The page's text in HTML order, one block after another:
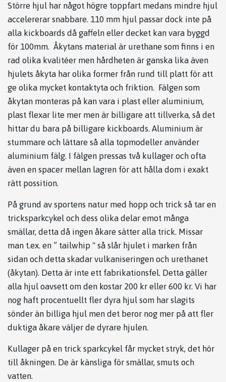
Större hjul har något högre toppfart medans mindre hjul
accelererar snabbare. 110 mm hjul passar dock inte på
alla kickboards då gaffeln eller decket kan vara byggd
för 100mm. Åkytans material är urethane som finns i en
rad olika kvalitéer men hårdheten är ganska lika även
hjulets åkyta har olika former från rund till platt för att
ge olika mycket kontaktyta och friktion. Fälgen som
åkytan monteras på kan vara i plast eller aluminium,
plast flexar lite mer men är billigare att tillverka, så det
hittar du bara på billigare kickboards. Aluminium är
stummare och lättare så alla topmodeller använder
aluminium fälg. I fälgen pressas två kullager och ofta
även en spacer mellan lagren för att hålla dom i exakt
rätt possition.
På grund av sportens natur med hopp och trick så tar en
tricksparkcykel och dess olika delar emot många
smällar, detta då ingen åkare sätter alla trick. Missar
man t.ex. en ” tailwhip " så slår hjulet i marken från
sidan och detta skadar vulkaniseringen och urethanet
(åkytan). Detta är inte ett fabrikationsfel. Detta gäller
alla hjul oavsett om den kostar 200 kr eller 600 kr. Vi har
nog haft procentuellt fler dyra hjul som har slagits
sönder än billiga hjul men det beror nog mer på att fler
duktiga åkare väljer de dyrare hjulen.
Kullager på en trick sparkcykel får mycket stryk, det hör
till åkningen. De är känsliga för smällar, smuts och
vatten.